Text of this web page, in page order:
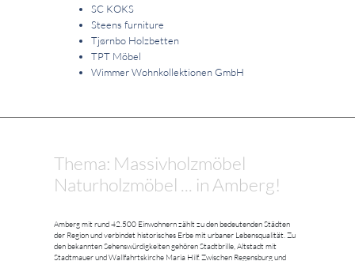
SC KOKS
Steens furniture
Tjørnbo Holzbetten
TPT Möbel
Wimmer Wohnkollektionen GmbH
Thema: Massivholzmöbel
Naturholzmöbel ... in Amberg!
Amberg mit rund 42.500 Einwohnern zählt zu den bedeutenden Städten
der Region und verbindet historisches Erbe mit urbaner Lebensqualität. Zu
den bekannten Sehenswürdigkeiten gehören Stadtbrille, Altstadt mit
Stadtmauer und Wallfahrtskirche Maria Hilf. Zwischen Regensburg und